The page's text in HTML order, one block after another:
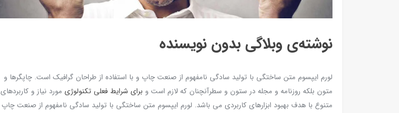
نوشته‌ی وبلاگی بدون نویسنده
لورم ایپسوم متن ساختگی با تولید سادگی نامفهوم از صنعت چاپ و با استفاده از طراحان گرافیک است. چاپگرها و
متون بلکه روزنامه و مجله در ستون و سطرآنچنان که لازم است و برای شرایط فعلی تکنولوژی مورد نیاز و کاربردهای
متنوع با هدف بهبود ابزارهای کاربردی می باشد. لورم ایپسوم متن ساختگی با تولید سادگی نامفهوم از صنعت چاپ